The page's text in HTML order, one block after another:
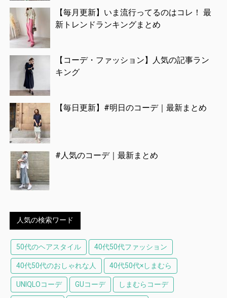
【毎月更新】いま流行ってるのはコレ！ 最
新トレンドランキングまとめ
【コーデ・ファッション】人気の記事ラン
キング
【毎日更新】#明日のコーデ｜最新まとめ
#人気のコーデ｜最新まとめ
人気の検索ワード
50代のヘアスタイル 40代50代ファッション
40代50代のおしゃれな人 40代50代×しまむら
UNIQLOコーデ GUコーデ しまむらコーデ